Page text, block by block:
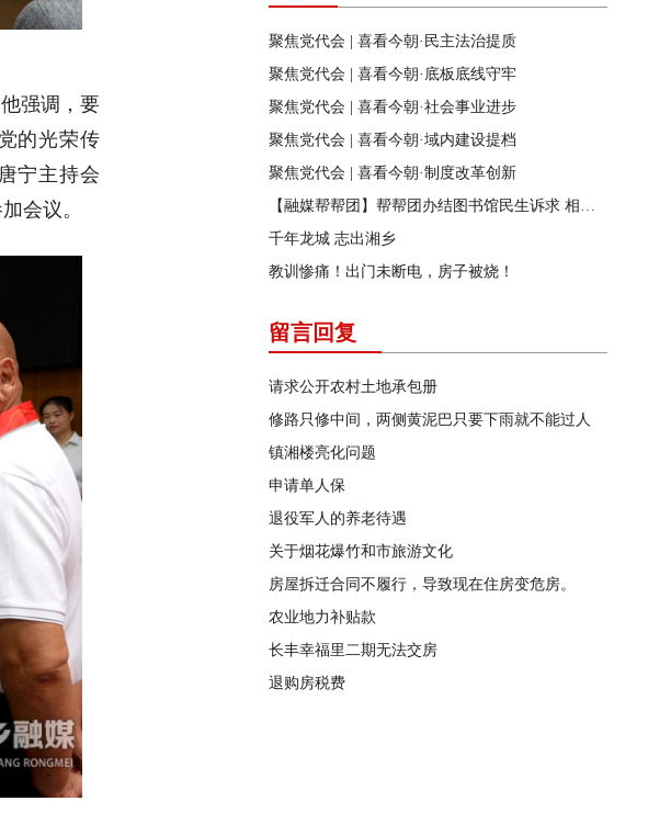
强调，要
的光荣传
宁主持会
会议。
聚焦党代会 | 喜看今朝·民主法治提质
聚焦党代会 | 喜看今朝·底板底线守牢
聚焦党代会 | 喜看今朝·社会事业进步
聚焦党代会 | 喜看今朝·域内建设提档
聚焦党代会 | 喜看今朝·制度改革创新
【融媒帮帮团】帮帮团办结图书馆民生诉求 相关部门迅速行动 改善市民阅读环境
千年龙城 志出湘乡
教训惨痛！出门未断电，房子被烧！
留言回复
请求公开农村土地承包册
修路只修中间，两侧黄泥巴只要下雨就不能过人
镇湘楼亮化问题
申请单人保
退役军人的养老待遇
关于烟花爆竹和市旅游文化
房屋拆迁合同不履行，导致现在住房变危房。
农业地力补贴款
长丰幸福里二期无法交房
退购房税费